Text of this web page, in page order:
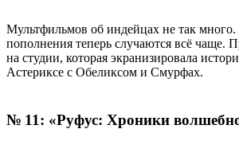
Мультфильмов об индейцах не так много.
пополнения теперь случаются всё чаще.
на студии, которая экранизировала
Астериксе с Обеликсом и Смурфах.
№ 11: «Руфус: Хроники